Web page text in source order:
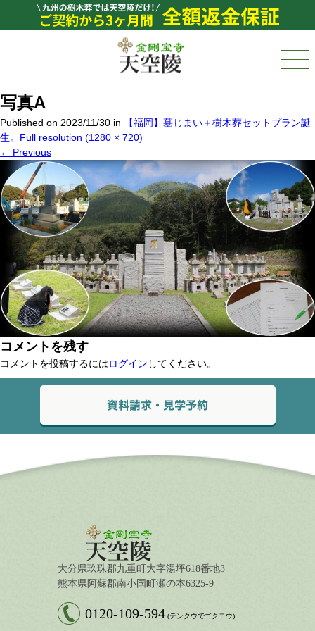
写真A
Published on 2023/11/30 in
【福岡】墓じまい＋樹木葬セットプラン誕
生。 Full resolution (1280 × 720)
← Previous
コメントを残す
コメントを投稿するにはログイン してください。
大分県玖珠郡九重町大字湯坪618番地3
熊本県阿蘇郡南小国町瀬の本6325-9
0120-109-594 (テンクウでゴクヨウ)